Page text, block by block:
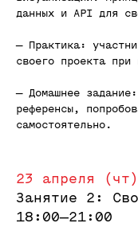
данных и API для
— Практика:
своего проекта при
— Домашнее
референсы,
самостоятельно.
23 апреля (чт)
Занятие 2:
18:00—21:00